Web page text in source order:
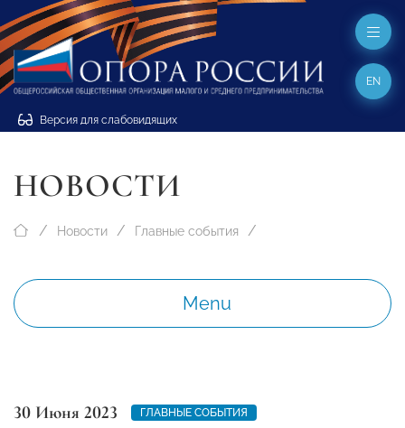
Версия для слабовидящих
EN
НОВОСТИ
Новости Главные события
Menu
30 Июня 2023 ГЛАВНЫЕ СОБЫТИЯ